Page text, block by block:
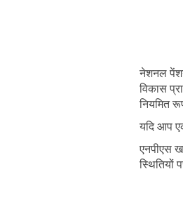
नेशनल
विकास
नियमित
यदि आप
एनपीएस
स्थितियों